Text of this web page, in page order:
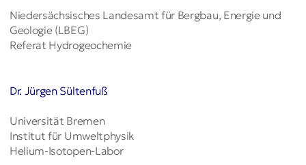
Niedersächsisches Landesamt für Bergbau, Energie und
Geologie (LBEG)
Referat Hydrogeochemie
Dr. Jürgen Sültenfuß
Universität Bremen
Institut für Umweltphysik
Helium-Isotopen-Labor